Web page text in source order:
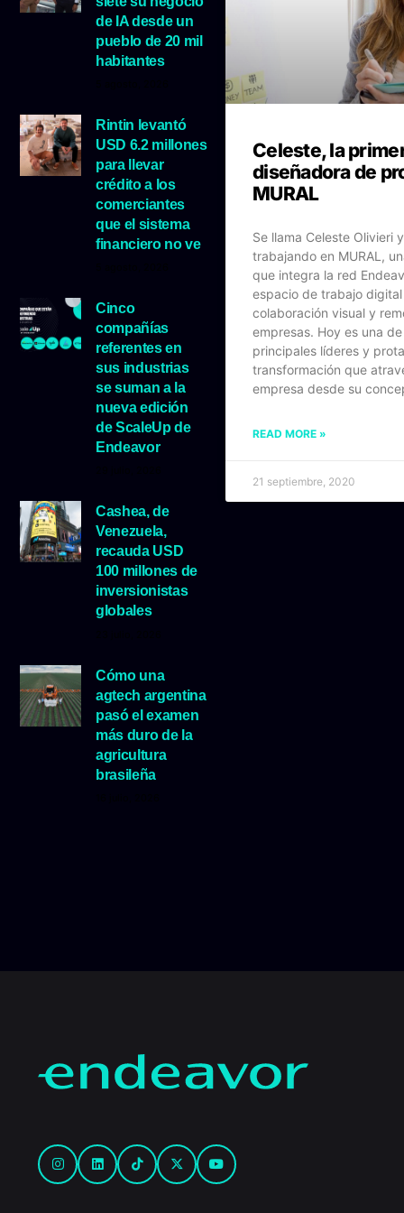
de IA desde un
pueblo de 20 mil
habitantes
Rintin levantó
USD 6.2 millones
para llevar
crédito a los
comerciantes
que el sistema
financiero no ve
Cinco
compañías
referentes en
sus industrias
se suman a la
nueva edición
de ScaleUp de
Endeavor
Cashea, de
Venezuela,
recauda USD
100 millones de
inversionistas
globales
Cómo una
agtech argentina
pasó el examen
más duro de la
agricultura
brasileña
Celeste, la
diseñadora de
MURAL
Se llama Celeste Olivieri
trabajando en MURAL,
que integra la red
espacio de trabajo
colaboración visual y
empresas. Hoy es una
principales líderes y
transformación que
empresa desde su
READ MORE »
21 septiembre, 2020